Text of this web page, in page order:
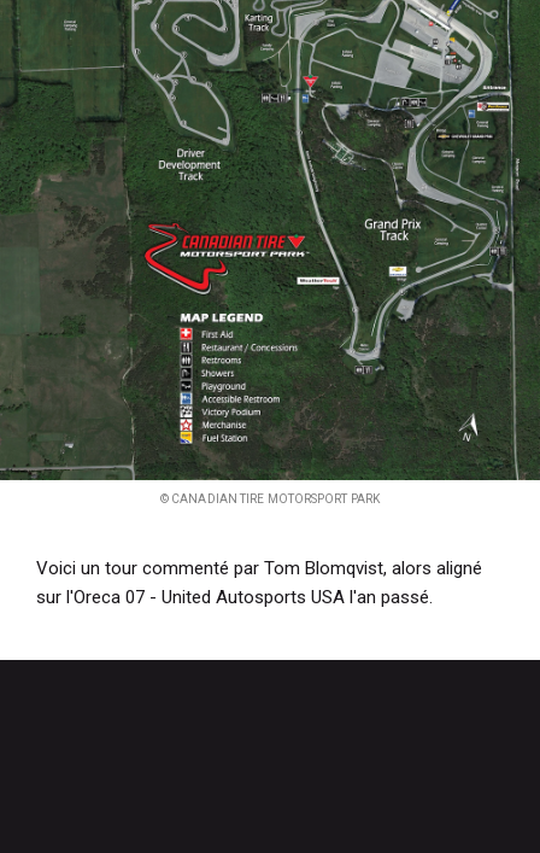
© CANADIAN TIRE MOTORSPORT PARK
Voici un tour commenté par Tom Blomqvist, alors aligné
sur l'Oreca 07 - United Autosports USA l'an passé.